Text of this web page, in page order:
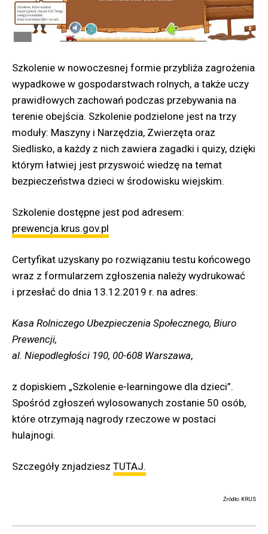
Szkolenie w nowoczesnej formie przybliża zagrożenia
wypadkowe w gospodarstwach rolnych, a także uczy
prawidłowych zachowań podczas przebywania na
terenie obejścia. Szkolenie podzielone jest na trzy
moduły: Maszyny i Narzędzia, Zwierzęta oraz
Siedlisko, a każdy z nich zawiera zagadki i quizy, dzięki
którym łatwiej jest przyswoić wiedzę na temat
bezpieczeństwa dzieci w środowisku wiejskim.
Szkolenie dostępne jest pod adresem:
prewencja.krus.gov.pl
Certyfikat uzyskany po rozwiązaniu testu końcowego
wraz z formularzem zgłoszenia należy wydrukować
i przesłać do dnia 13.12.2019 r. na adres:
Kasa Rolniczego Ubezpieczenia Społecznego, Biuro
Prewencji,
al. Niepodległości 190, 00-608 Warszawa,
z dopiskiem „Szkolenie e-learningowe dla dzieci”.
Spośród zgłoszeń wylosowanych zostanie 50 osób,
które otrzymają nagrody rzeczowe w postaci
hulajnogi.
Szczegóły znjadziesz TUTAJ.
Źródło: KRUS